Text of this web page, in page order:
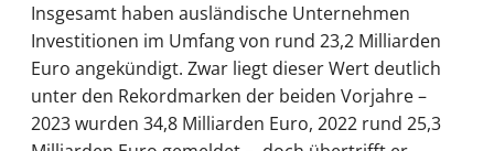
Insgesamt haben ausländische Unternehmen
Investitionen im Umfang von rund 23,2 Milliarden
Euro angekündigt. Zwar liegt dieser Wert deutlich
unter den Rekordmarken der beiden Vorjahre –
2023 wurden 34,8 Milliarden Euro, 2022 rund 25,3